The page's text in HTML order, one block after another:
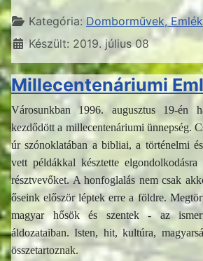
Részletek
Kategória: Domborművek,
Készült: 2019. július 08
Millecentenáriumi
Városunkban 1996. augusztus 19-én
kezdődött a millecentenáriumi ünnepség.
úr szónoklatában a bibliai, a történelmi
vett példákkal késztette elgondolkodásra
résztvevőket. A honfoglalás nem csak
őseink először léptek erre a földre.
magyar hősök és szentek - az
áldozataiban. Isten, hit, kultúra,
összetartoznak.